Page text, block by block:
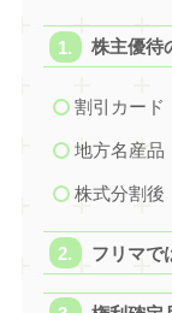
株主優待
割引カード
地方名産品
株式分割後
フリマで